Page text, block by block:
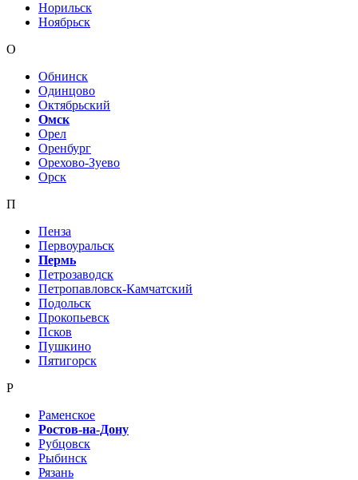
Норильск
Ноябрьск
О
Обнинск
Одинцово
Октябрьский
Омск
Орел
Оренбург
Орехово-Зуево
Орск
П
Пенза
Первоуральск
Пермь
Петрозаводск
Петропавловск-Камчатский
Подольск
Прокопьевск
Псков
Пушкино
Пятигорск
Р
Раменское
Ростов-на-Дону
Рубцовск
Рыбинск
Рязань